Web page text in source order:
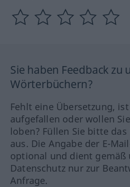
Sie haben Feedback zu
Wörterbüchern?
Fehlt eine Übersetzung,
aufgefallen oder wollen
loben? Füllen Sie bitte
aus. Die Angabe der E-
optional und dient gemäß
Datenschutz nur zur
Anfrage.